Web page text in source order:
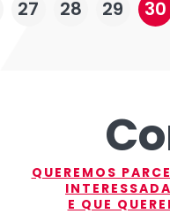
27 28 29 30
QUEREMOS
E QUE